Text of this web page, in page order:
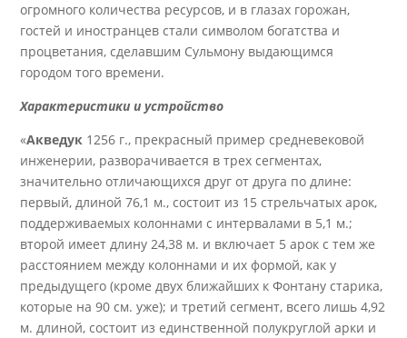
огромного количества ресурсов, и в глазах горожан,
гостей и иностранцев стали символом богатства и
процветания, сделавшим Сульмону выдающимся
городом того времени.
Характеристики и устройство
«Акведук 1256 г., прекрасный пример средневековой
инженерии, разворачивается в трех сегментах,
значительно отличающихся друг от друга по длине:
первый, длиной 76,1 м., состоит из 15 стрельчатых арок,
поддерживаемых колоннами с интервалами в 5,1 м.;
второй имеет длину 24,38 м. и включает 5 арок с тем же
расстоянием между колоннами и их формой, как у
предыдущего (кроме двух ближайших к Фонтану старика,
которые на 90 см. уже); и третий сегмент, всего лишь 4,92
м. длиной, состоит из единственной полукруглой арки и